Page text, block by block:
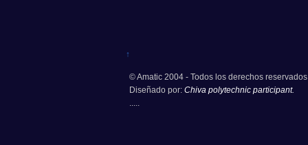
↑
© Amatic 2004 - Todos los derechos
Diseñado por: Chiva polytechnic participant.